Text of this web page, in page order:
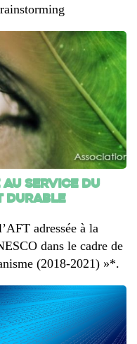
au service du
durable
adressée à la
dans le cadre de
(2018-2021) »*.